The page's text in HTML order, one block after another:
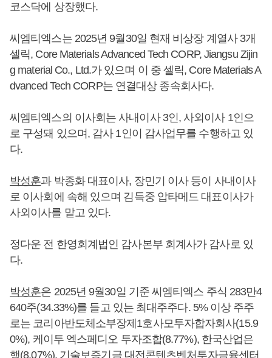
코스닥에 상장했다.
씨엠티엑스는 2025년 9월30일 현재 비상장 계열사 3개
셀릭, Core Materials Advanced Tech CORP, Jiangsu Zijin
g material Co., Ltd.가 있으며 이 중 셀릭, Core Materials A
dvanced Tech CORP는 연결대상 종속회사다.
씨엠티엑스의 이사회는 사내이사 3인, 사외이사 1인으
로 구성돼 있으며, 감사 1인이 감사업무를 수행하고 있
다.
박성훈과 박종화 대표이사, 장민기 이사 등이 사내이사
로 이사회에 속해 있으며 김득중 압타메드 대표이사가
사외이사를 맡고 있다.
정다운 전 한영회계법인 감사본부 회계사가 감사로 있
다.
박성훈은 2025년 9월30일 기준 씨엠티엑스 주식 283만4
640주(34.33%)를 들고 있는 최대주주다. 5% 이상 주주
로는 코리아반도체소부장제1호사모투자합자회사(15.9
0%), 케이투 엑스페디오 투자조합(8.77%), 한국산업은
행(8.07%), 기술보증기금 대전콘텐츠벤처투자금융센터